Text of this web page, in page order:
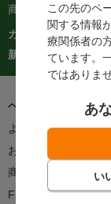
この先のペ
関する情報
療関係者の
ています。
ではありま
あ
商品を探す：
カテゴリーから探す
新着商品
人気商
ヘルプ＆ガイド
よくあるご質問・お
お客様の声をかたちに
商品のお届けについ
FEEDポイントにつ